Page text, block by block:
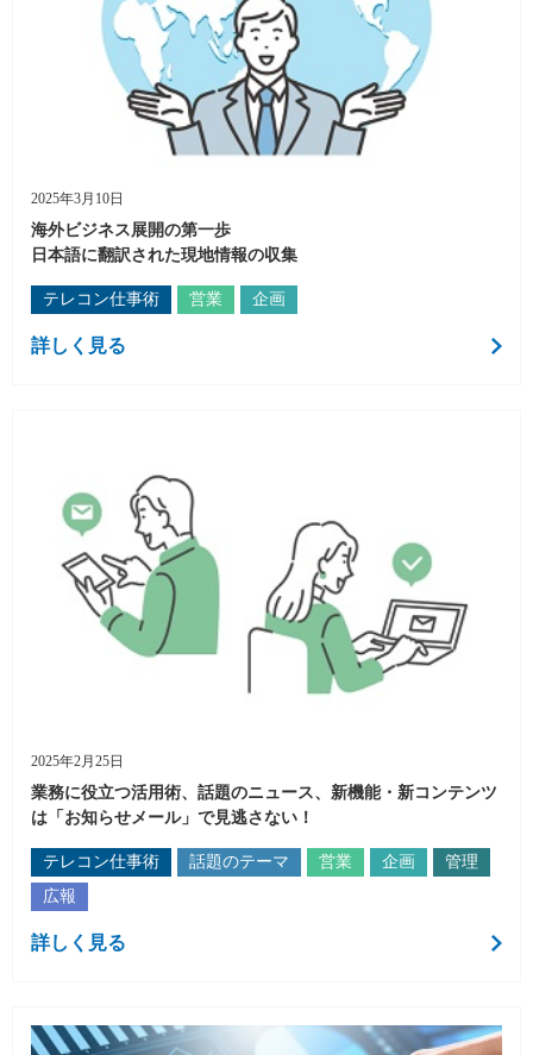
2025年3月10日
海外ビジネス展開の第一歩
日本語に翻訳された現地情報の収集
テレコン仕事術 営業 企画
詳しく見る
2025年2月25日
業務に役立つ活用術、話題のニュース、新機能・新コンテンツ
は「お知らせメール」で見逃さない！
テレコン仕事術 話題のテーマ 営業 企画
管理
広報
詳しく見る